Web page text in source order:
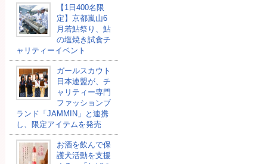
【1日400名限
定】京都嵐山6
月若鮎祭り、鮎
の塩焼き試食チ
ャリティーイベント
ガールスカウト
日本連盟が、チ
ャリティー専門
ファッションブ
ランド「JAMMIN」と連携
し、限定アイテムを発売
お酒を飲んで保
護犬活動を支援